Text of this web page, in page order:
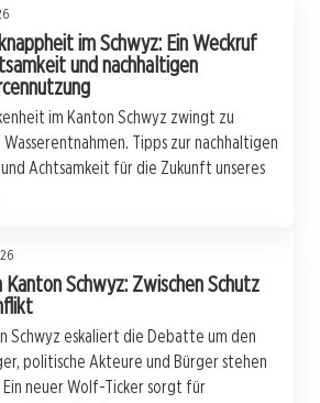
im Schwyz: Ein Weckruf
und nachhaltigen
im Kanton Schwyz zwingt zu
Tipps zur nachhaltigen
Achtsamkeit für die Zukunft unseres
Schwyz: Zwischen Schutz
Schwyz eskaliert die Debatte um den
politische Akteure und Bürger stehen
Ein neuer Wolf-Ticker sorgt für